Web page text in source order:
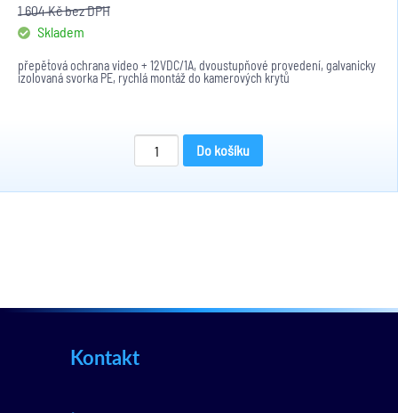
1 604 Kčbez DPH
Skladem
přepěťová ochrana video + 12VDC/1A, dvoustupňové provedení, galvanicky
izolovaná svorka PE, rychlá montáž do kamerových krytů
Do košíku
Kontakt